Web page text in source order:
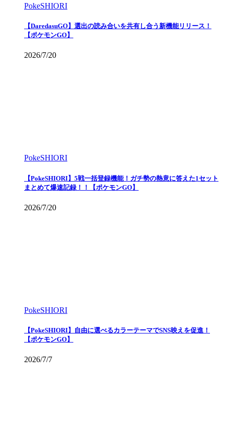
PokeSHIORI
【DaredasuGO】選出の読み合いを共有し合う新機能リリース！
【ポケモンGO】
2026/7/20
PokeSHIORI
【PokeSHIORI】5戦一括登録機能！ガチ勢の熱意に答えた1セット
まとめて爆速記録！！【ポケモンGO】
2026/7/20
PokeSHIORI
【PokeSHIORI】自由に選べるカラーテーマでSNS映えを促進！
【ポケモンGO】
2026/7/7